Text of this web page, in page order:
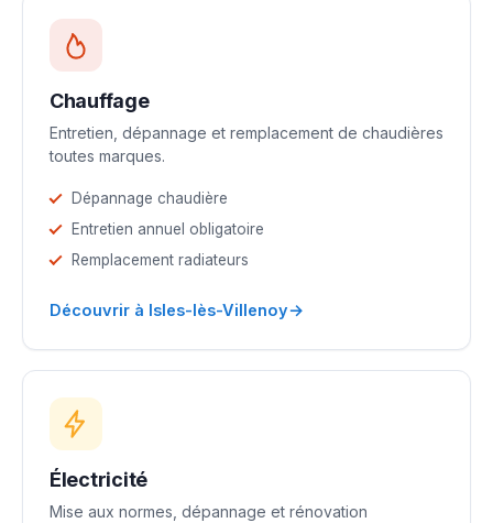
Chauffage
Entretien, dépannage et remplacement de chaudières
toutes marques.
Dépannage chaudière
Entretien annuel obligatoire
Remplacement radiateurs
Découvrir à Isles-lès-Villenoy→
Électricité
Mise aux normes, dépannage et rénovation